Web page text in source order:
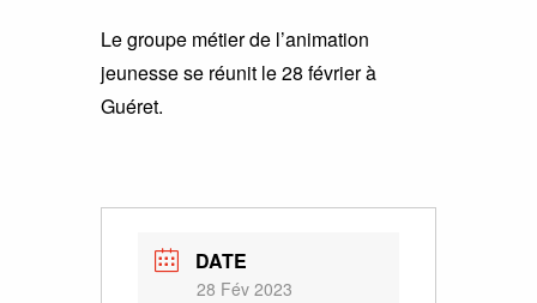
Le groupe métier de l’animation
jeunesse se réunit le 28 février à
Guéret.
DATE
28 Fév 2023